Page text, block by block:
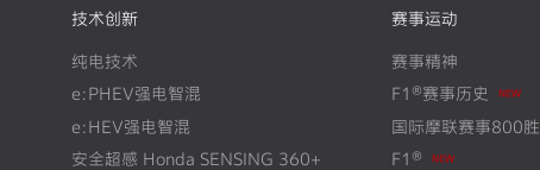
技术创新
纯电技术
e:PHEV强电智混
e:HEV强电智混
安全超感 Honda SENSING 360+
赛事运动
赛事精神
F1®赛事历史
国际摩联赛事800胜
F1®